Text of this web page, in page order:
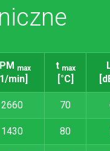
max
min]
t max
[°C]
2660 70
1430 80